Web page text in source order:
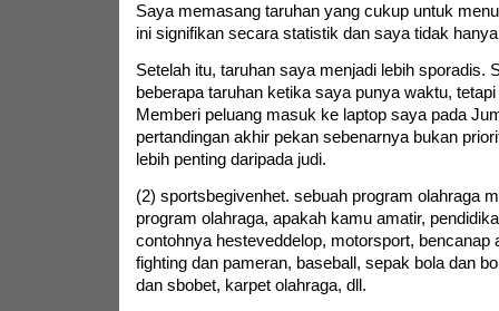
Saya memasang taruhan yang cukup untuk
ini signifikan secara statistik dan saya tidak
Setelah itu, taruhan saya menjadi lebih sporadis.
beberapa taruhan ketika saya punya waktu,
Memberi peluang masuk ke laptop saya pada
pertandingan akhir pekan sebenarnya bukan
lebih penting daripada judi.
(2) sportsbegivenhet. sebuah program olahraga
program olahraga, apakah kamu amatir,
contohnya hesteveddelop, motorsport, bencanap
fighting dan pameran, baseball, sepak bola dan
dan sbobet, karpet olahraga, dll.